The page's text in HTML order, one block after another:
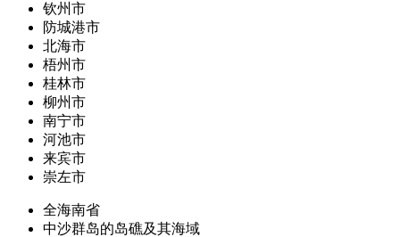
钦州市
防城港市
北海市
梧州市
桂林市
柳州市
南宁市
河池市
来宾市
崇左市
全海南省
中沙群岛的岛礁及其海域